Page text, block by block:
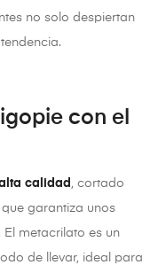
no solo despiertan
con el
calidad
, cortado
garantiza unos
metacrilato es un
de llevar, ideal para